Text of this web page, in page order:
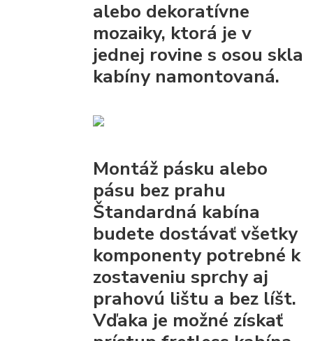
alebo dekoratívne
mozaiky, ktorá je v
jednej rovine s osou skla
kabíny namontovaná.
Montáž pásku alebo
pásu bez prahu
Štandardná kabína
budete dostávať všetky
komponenty potrebné k
zostaveniu sprchyaj
prahovú lištu a bez líšt.
Vďaka je možné získať